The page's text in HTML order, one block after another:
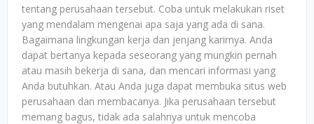
tentang perusahaan tersebut. Coba untuk melakukan riset
yang mendalam mengenai apa saja yang ada di sana.
Bagaimana lingkungan kerja dan jenjang karirnya. Anda
dapat bertanya kepada seseorang yang mungkin pernah
atau masih bekerja di sana, dan mencari informasi yang
Anda butuhkan. Atau Anda juga dapat membuka situs web
perusahaan dan membacanya. Jika perusahaan tersebut
memang bagus, tidak ada salahnya untuk mencoba